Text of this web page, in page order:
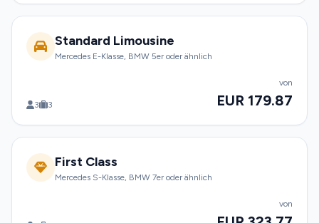
Standard Limousine
Mercedes E-Klasse, BMW 5er oder ähnlich
3 3
von
EUR 179.87
First Class
Mercedes S-Klasse, BMW 7er oder ähnlich
von